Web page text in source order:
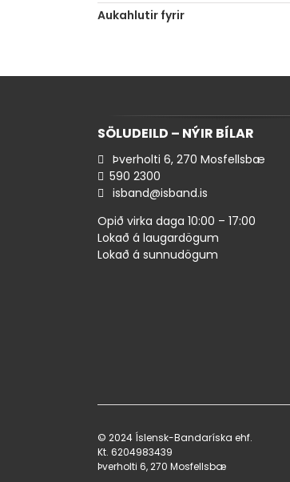
Aukahlutir fyrir
SÖLUDEILD – NÝIR BÍLAR
Þverholti 6, 270 Mosfellsbæ
590 ​2300
isband@isband.is
Opið virka daga 10:00 – 17:00
Lokað á laugardögum
Lokað á sunnudögum
© 2024 Íslensk-Bandaríska ehf.
Kt. 620498​3439
Þverholti 6, 270 Mosfellsbæ